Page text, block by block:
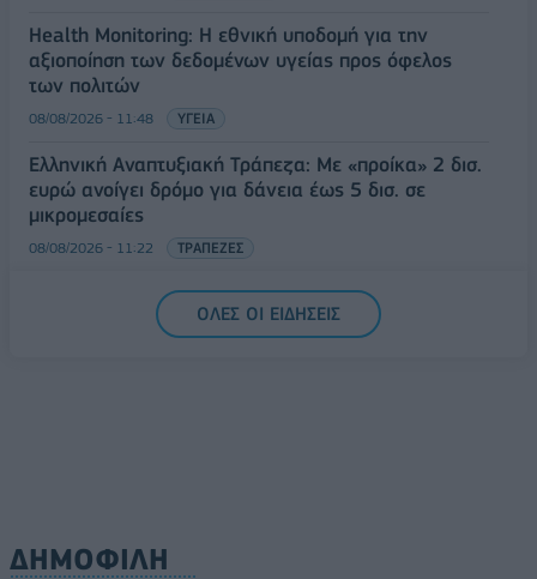
Health Monitoring: Η εθνική υποδομή για την
αξιοποίηση των δεδομένων υγείας προς όφελος
των πολιτών
08/08/2026 - 11:48 ΥΓΕΙΑ
Ελληνική Αναπτυξιακή Τράπεζα: Με «προίκα» 2 δισ.
ευρώ ανοίγει δρόμο για δάνεια έως 5 δισ. σε
μικρομεσαίες
08/08/2026 - 11:22 ΤΡΑΠΕΖΕΣ
5G παντού, 6G στον ορίζοντα: Πού βρίσκεται η
Ελλάδα στη μεγάλη τεχνολογική μετάβαση
ΟΛΕΣ ΟΙ ΕΙΔΗΣΕΙΣ
ΔΗΜΟΦΙΛΗ